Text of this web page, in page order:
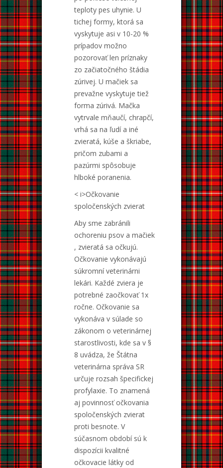
teploty pes uhynie. U
tichej formy, ktorá sa
vyskytuje asi v 10-20 %
prípadov možno
pozorovať len príznaky
zo začiatočného štádia
zúrivej. U mačiek sa
prevažne vyskytuje tiež
forma zúrivá. Mačka
vytrvale mňaučí, chrapčí,
vrhá sa na ľudí a iné
zvieratá, kúše a škriabe,
pričom zubami a
pazúrmi spôsobuje
hlboké poranenia.
< i>Očkovanie
spoločenských zvierat
Aby sme zabránili
ochoreniu psov a mačiek
, zvieratá sa očkujú.
Očkovanie vykonávajú
súkromní veterinárni
lekári. Každé zviera je
potrebné zaočkovať 1x
ročne. Očkovanie sa
vykonáva v súlade so
zákonom o veterinárnej
starostlivosti, kde sa v §
8 uvádza, že Štátna
veterinárna správa SR
určuje rozsah špecifickej
profylaxie. To znamená
aj povinnosť očkovania
spoločenských zvierat
proti besnote. V
súčasnom období sú k
dispozícii kvalitné
očkovacie látky od